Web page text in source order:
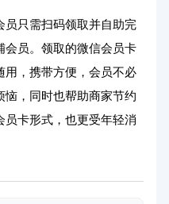
员只需扫码领取并自助完
会员。领取的微信会员卡
用，携带方便，会员不必
，同时也帮助商家节约
卡形式，也更受年轻消